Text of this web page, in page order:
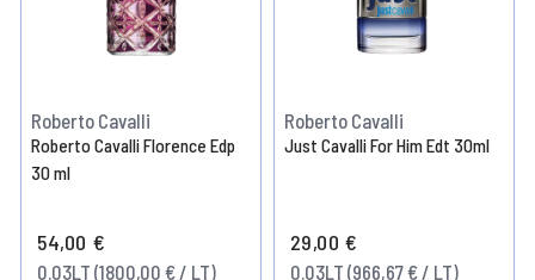
Roberto Cavalli
Roberto Cavalli Florence Edp
30 ml
54,00 €
0.03LT (1800,00 € / LT)
Roberto Cavalli
Just Cavalli For Him Edt 30ml
29,00 €
0.03LT (966,67 € / LT)